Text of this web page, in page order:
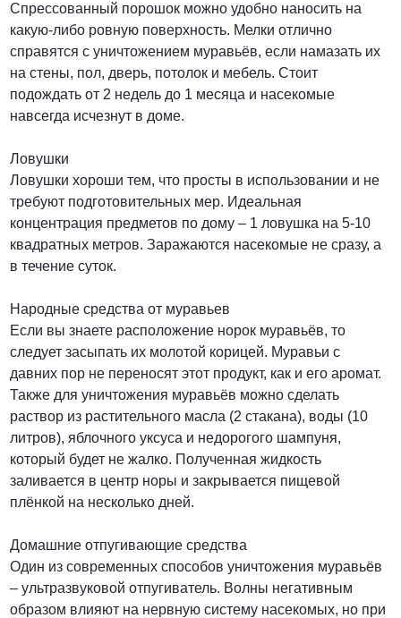
Спрессованный порошок можно удобно наносить на
какую-либо ровную поверхность. Мелки отлично
справятся с уничтожением муравьёв, если намазать их
на стены, пол, дверь, потолок и мебель. Стоит
подождать от 2 недель до 1 месяца и насекомые
навсегда исчезнут в доме.
Ловушки
Ловушки хороши тем, что просты в использовании и не
требуют подготовительных мер. Идеальная
концентрация предметов по дому – 1 ловушка на 5-10
квадратных метров. Заражаются насекомые не сразу, а
в течение суток.
Народные средства от муравьев
Если вы знаете расположение норок муравьёв, то
следует засыпать их молотой корицей. Муравьи с
давних пор не переносят этот продукт, как и его аромат.
Также для уничтожения муравьёв можно сделать
раствор из растительного масла (2 стакана), воды (10
литров), яблочного уксуса и недорогого шампуня,
который будет не жалко. Полученная жидкость
заливается в центр норы и закрывается пищевой
плёнкой на несколько дней.
Домашние отпугивающие средства
Один из современных способов уничтожения муравьёв
– ультразвуковой отпугиватель. Волны негативным
образом влияют на нервную систему насекомых, но при